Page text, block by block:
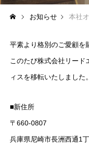
はじめての就活・準備編
自己理解と選択のヒント
お知らせ 本社
平素より格別のご愛顧を
このたび株式会社リード
ィスを移転いたしました。
■新住所
〒660-0807
兵庫県尼崎市長洲西通1